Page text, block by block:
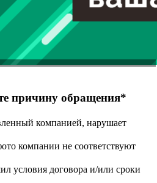
причину обращения*
компанией, нарушает
компании не соответствуют
условия договора и/или сроки